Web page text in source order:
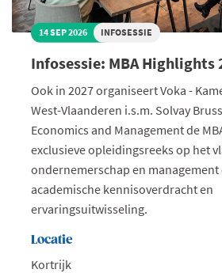
14 SEP 2026 INFOSESSIE
Infosessie: MBA Highlights
Ook in 2027 organiseert Voka -
West-Vlaanderen i.s.m. Solvay
Economics and Management de
exclusieve opleidingsreeks op het
ondernemerschap en
academische kennisoverdracht en
ervaringsuitwisseling.
Locatie
Kortrijk